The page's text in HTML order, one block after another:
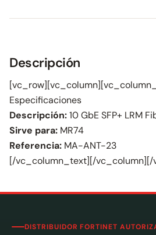
Descripción
Especificaciones
Descripción:10 GbE SFP+ LRM
Sirve para: MR74
Referencia: MA-ANT-23
[/vc_column_text][/vc_column][/
DISTRIBUIDOR FORTINET